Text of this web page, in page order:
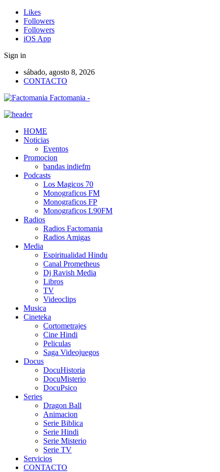
Likes
Followers
Followers
iOS App
Sign in
sábado, agosto 8, 2026
CONTACTO
Factomania -
HOME
Noticias
Eventos
Promocion
bandas indiefm
Podcasts
Los Magicos 70
Monograficos FM
Monograficos FP
Monograficos L90FM
Radios
Radios Factomania
Radios Amigas
Media
Espiritualidad Hindu
Canal Prometheus
Dj Ravish Media
Libros
TV
Videoclips
Musica
Cineteka
Cortometrajes
Cine Hindi
Peliculas
Saga Videojuegos
Docus
DocuHistoria
DocuMisterio
DocuPsico
Series
Dragon Ball
Animacion
Serie Biblica
Serie Hindi
Serie Misterio
Serie TV
Servicios
CONTACTO